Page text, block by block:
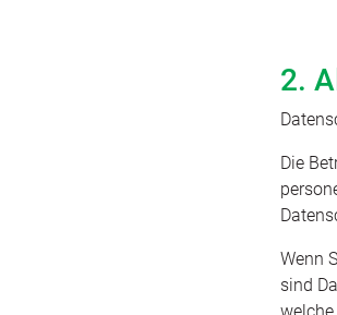
2.
Die
Wenn
sind